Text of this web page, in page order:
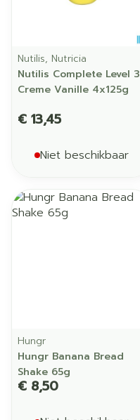
Nutilis, Nutricia
Nutilis Complete Level 3
Creme Vanille 4x125g
€ 13,45
Niet beschikbaar
Hungr
Hungr Banana Bread
Shake 65g
€ 8,50